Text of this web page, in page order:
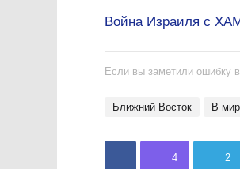
Война Израиля с
Если вы заметили ошибку
Ближний Восток В
4 2